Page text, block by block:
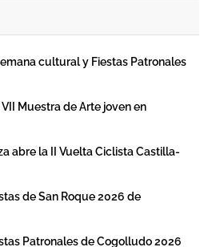
cultural y Fiestas Patronales
Muestra de Arte joven en
abre la II Vuelta Ciclista Castilla-
de San Roque 2026 de
Patronales de Cogolludo 2026